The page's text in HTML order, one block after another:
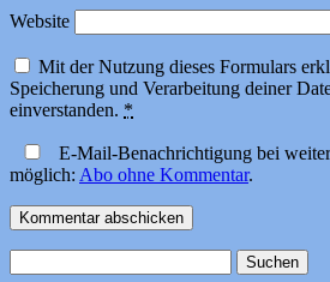
Website
Mit der Nutzung dieses Formulars
Speicherung und Verarbeitung deiner
einverstanden. *
E-Mail-Benachrichtigung bei
möglich: Abo ohne Kommentar.